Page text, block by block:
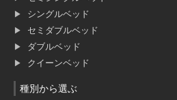
シングルベッド
セミダブルベッド
ダブルベッド
クイーンベッド
種別から選ぶ